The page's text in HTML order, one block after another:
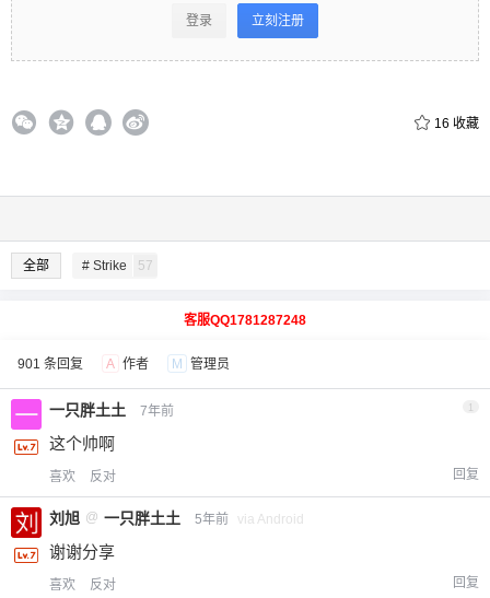
登录 立刻注册
16 收藏
全部 # Strike 57
客服QQ1781287248
901 条回复 A 作者 M 管理员
一只胖土土 7年前
这个帅啊
喜欢 反对 回复
刘旭 @ 一只胖土土 5年前 via Android
谢谢分享
喜欢 反对 回复